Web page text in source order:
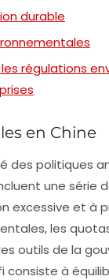
durable
régulations
en Chine
des politiques
une série
excessive et à
, les
outils de la
à